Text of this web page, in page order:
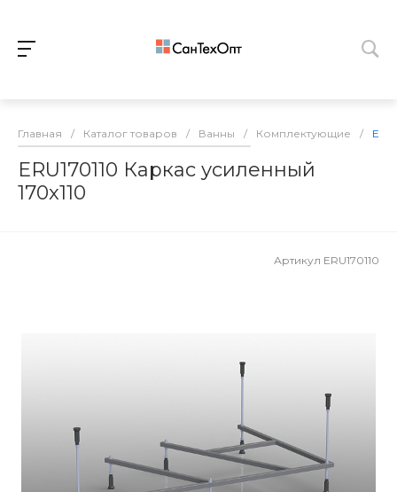
Главная / Каталог товаров / Ванны / Комплектующие /
ERU170110 Каркас усиленный
170x110
Артикул ERU170110